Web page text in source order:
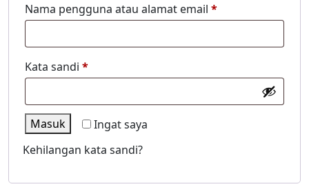
Nama pengguna atau alamat email *Wajib
Kata sandi *Wajib
Ingat saya
Masuk
Kehilangan kata sandi?